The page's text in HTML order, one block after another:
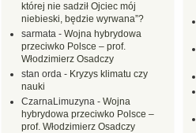
której nie sadził Ojciec mój
niebieski, będzie wyrwana”?
sarmata - Wojna hybrydowa
przeciwko Polsce – prof.
Włodzimierz Osadczy
stan orda - Kryzys klimatu czy
nauki
CzarnaLimuzyna - Wojna
hybrydowa przeciwko Polsce –
prof. Włodzimierz Osadczy